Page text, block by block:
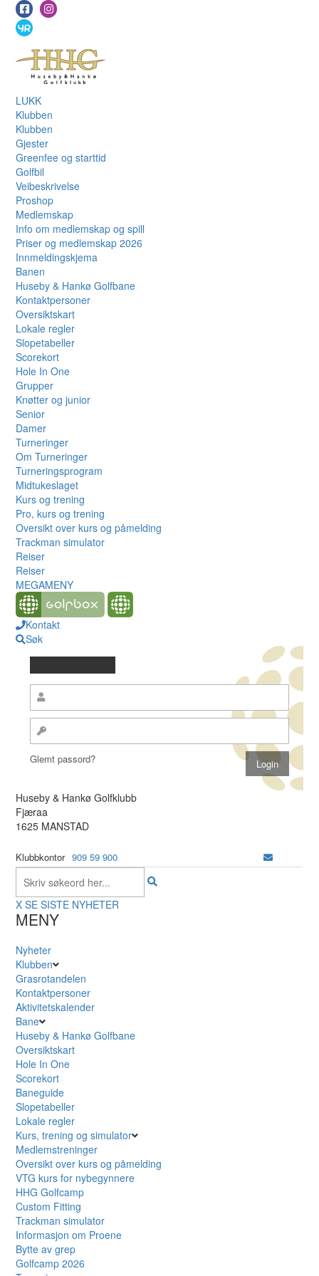
LUKK
Klubben
Klubben
Gjester
Greenfee og starttid
Golfbil
Veibeskrivelse
Proshop
Medlemskap
Info om medlemskap og spill
Priser og medlemskap 2026
Innmeldingskjema
Banen
Huseby & Hankø Golfbane
Kontaktpersoner
Oversiktskart
Lokale regler
Slopetabeller
Scorekort
Hole In One
Grupper
Knøtter og junior
Senior
Damer
Turneringer
Om Turneringer
Turneringsprogram
Midtukeslaget
Kurs og trening
Pro, kurs og trening
Oversikt over kurs og påmelding
Trackman simulator
Reiser
Reiser
MEGAMENY
Kontakt
Søk
Glemt passord?
Huseby & Hankø Golfklubb
Fjæraa
1625 MANSTAD
Klubbkontor 909 59 900
X SE SISTE NYHETER
MENY
Nyheter
Klubben
Grasrotandelen
Kontaktpersoner
Aktivitetskalender
Bane
Huseby & Hankø Golfbane
Oversiktskart
Hole In One
Scorekort
Baneguide
Slopetabeller
Lokale regler
Kurs, trening og simulator
Medlemstreninger
Oversikt over kurs og påmelding
VTG kurs for nybegynnere
HHG Golfcamp
Custom Fitting
Trackman simulator
Informasjon om Proene
Bytte av grep
Golfcamp 2026